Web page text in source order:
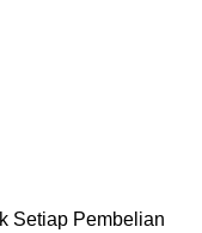
Setiap Pembelian